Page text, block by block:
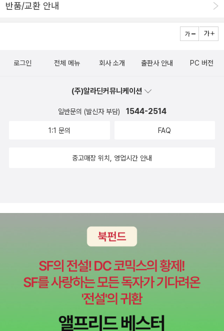
반품/교환 안내
로그인 전체 메뉴 회사 소개 출판사 안내 PC 버전
(주)알라딘커뮤니케이션
일반문의 (발신자 부담) 1544-2514
1:1 문의 FAQ
중고매장 위치, 영업시간 안내